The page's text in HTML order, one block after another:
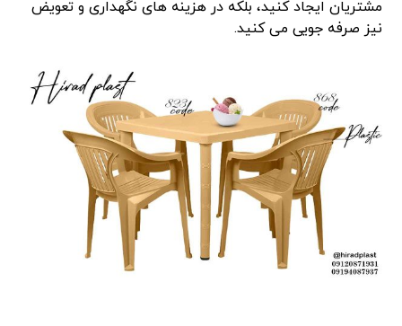
مشتریان ایجاد کنید، بلکه در هزینه های نگهداری و تعویض
نیز صرفه جویی می کنید.